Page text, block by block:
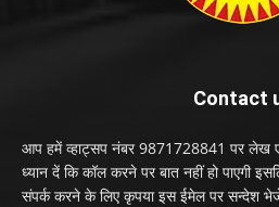
Contact
आप हमें व्हाट्सप नंबर 9871728841 पर लेख
ध्यान दें कि कॉल करने पर बात नहीं हो पाएगी
संपर्क करने के लिए कृपया इस ईमेल पर